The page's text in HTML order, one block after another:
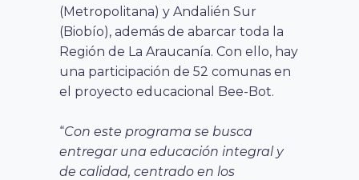
(Metropolitana) y Andalién Sur
(Biobío), además de abarcar toda la
Región de La Araucanía. Con ello, hay
una participación de 52 comunas en
el proyecto educacional Bee-Bot.
“Con este programa se busca
entregar una educación integral y
de calidad, centrado en los